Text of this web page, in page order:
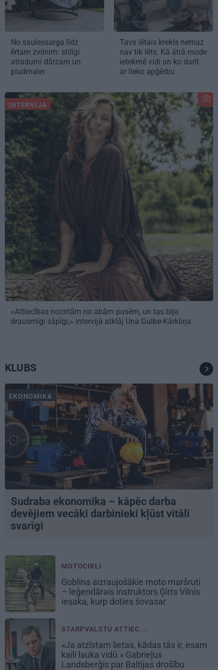
No saulessarga līdz
ērtam zvilnim: stilīgi
atradumi dārzam un
pludmalei
Tavs lētais krekls nemaz
nav tik lēts. Kā ātrā mode
ietekmē vidi un ko darīt
ar lieko apģērbu
INTERVIJA
«Attiecības nocirtām no abām pusēm, un tas bija
drausmīgi sāpīgi,» intervijā atklāj Una Gulbe-Kārkliņa
KLUBS
EKONOMIKA
Sudraba ekonomika – kāpēc darba
devējiem vecāki darbinieki kļūst vitāli
svarīgi
MOTOCIKLI
Goblina aizraujošākie moto maršruti
– leģendārais instruktors Ģirts Vilnis
iesaka, kurp doties šovasar
STARPVALSTU ATTIEC...
«Ja atzīstam lietas, kādas tās ir, esam
kaili lauka vidū.» Gabrieļus
Landsberģis par Baltijas drošību